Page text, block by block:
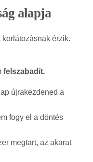
alapja
érzik.
felszabadít.
újrakezdened a
fogy el a döntés
megtart, az akarat